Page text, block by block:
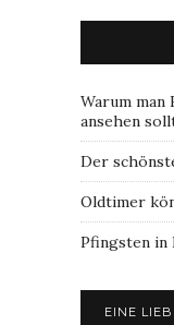
Warum man
ansehen
Der
Oldtimer
Pfingsten in
EINE